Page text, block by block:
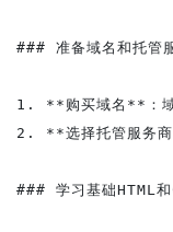
### 准备域名和托管
1. **购买域名**：域
2. **选择托管服务商
### 学习基础HTML和